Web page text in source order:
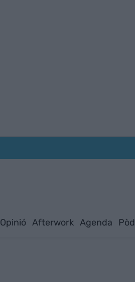
Opinió Afterwork Agenda